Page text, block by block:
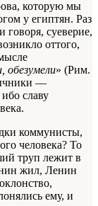
которую мы
у египтян. Раз
говоря, суеверие,
оттого,
обезумели» (Рим.
—
славу
коммунисты,
человека? То
труп лежит в
жил, Ленин
ему, и